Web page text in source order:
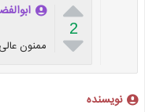

2
 ممنون
نویسنده